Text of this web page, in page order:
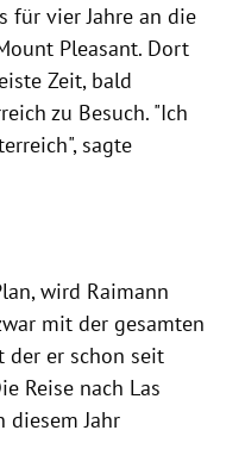
für vier Jahre an die
Pleasant. Dort
Zeit, bald
zu Besuch. "Ich
sagte
wird Raimann
mit der gesamten
der er schon seit
Reise nach Las
diesem Jahr